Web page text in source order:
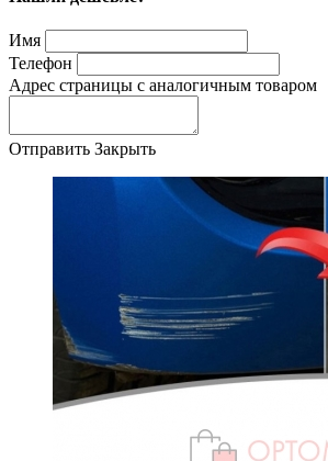
Имя
Телефон
Адрес страницы с аналогичным товаром
Отправить Закрыть